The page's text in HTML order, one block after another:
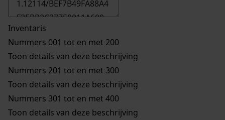
Inventaris
Nummers 001 tot en met 200
Toon details van deze beschrijving
Nummers 201 tot en met 300
Toon details van deze beschrijving
Nummers 301 tot en met 400
Toon details van deze beschrijving